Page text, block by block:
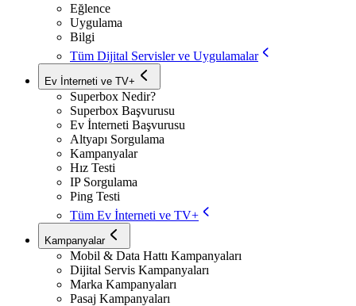
Eğlence
Uygulama
Bilgi
Tüm Dijital Servisler ve Uygulamalar
Ev İnterneti ve TV+
Superbox Nedir?
Superbox Başvurusu
Ev İnterneti Başvurusu
Altyapı Sorgulama
Kampanyalar
Hız Testi
IP Sorgulama
Ping Testi
Tüm Ev İnterneti ve TV+
Kampanyalar
Mobil & Data Hattı Kampanyaları
Dijital Servis Kampanyaları
Marka Kampanyaları
Pasaj Kampanyaları